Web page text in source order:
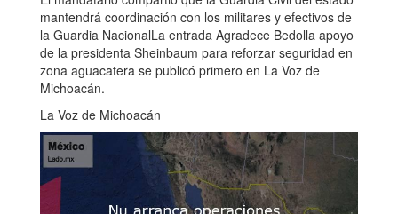
mantendrá coordinación con los militares y efectivos de
la Guardia NacionalLa entrada Agradece Bedolla apoyo
de la presidenta Sheinbaum para reforzar seguridad en
zona aguacatera se publicó primero en La Voz de
Michoacán.
La Voz de Michoacán